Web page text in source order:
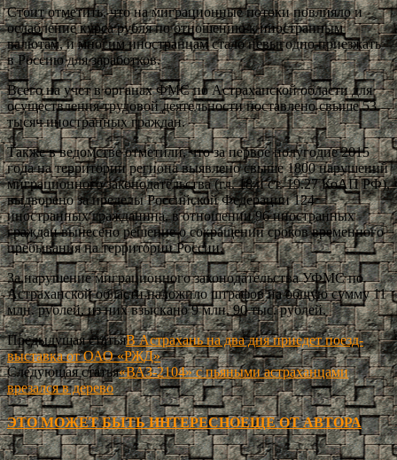
Стоит отметить, что на миграционные потоки повлияло и
ослабление курса рубля по отношению к иностранным
валютам, и многим иностранцам стало невыгодно приезжать
в Россию для заработков.
Всего на учет в органах ФМС по Астраханской области для
осуществления трудовой деятельности поставлено свыше 53
тысяч иностранных граждан.
Также в ведомстве отметили, что за первое полугодие 2015
года на территории региона выявлено свыше 1800 нарушений
миграционного законодательства (гл. 18 и ст. 19.27 КоАП РФ),
выдворено за пределы Российской Федерации 124
иностранных гражданина, в отношении 96 иностранных
граждан вынесено решение о сокращении сроков временного
пребывания на территории России.
За нарушение миграционного законодательства УФМС по
Астраханской области наложило штрафов на общую сумму 11
млн. рублей, из них взыскано 9 млн. 90 тыс. рублей.
Предыдущая статьяВ Астрахань на два дня приедет поезд-
выставка от ОАО «РЖД»
Следующая статья«ВАЗ-2104» с пьяными астраханцами
врезался в дерево
ЭТО МОЖЕТ БЫТЬ ИНТЕРЕСНОЕЩЕ ОТ АВТОРА